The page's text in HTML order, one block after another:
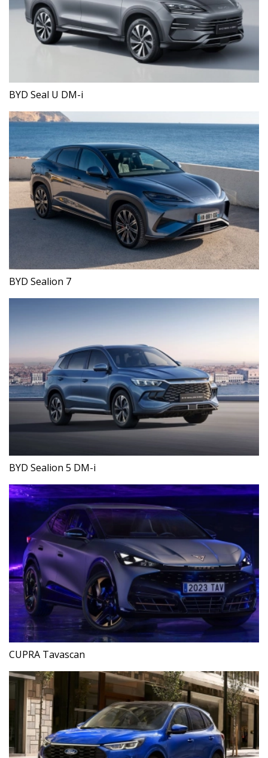
BYD Seal U DM-i
BYD Sealion 7
BYD Sealion 5 DM-i
CUPRA Tavascan